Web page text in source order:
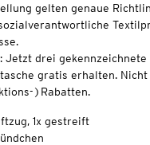
gelten genaue
Jetzt drei
gratis erhalten.
)Rabatten.
1x gestreift